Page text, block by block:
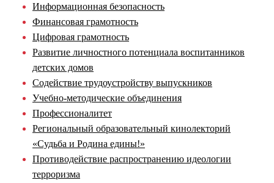
Информационная безопасность
Финансовая грамотность
Цифровая грамотность
Развитие личностного потенциала воспитанников
детских домов
Содействие трудоустройству выпускников
Учебно-методические объединения
Профессионалитет
Региональный образовательный кинолекторий
«Судьба и Родина едины!»
Противодействие распространению идеологии
терроризма